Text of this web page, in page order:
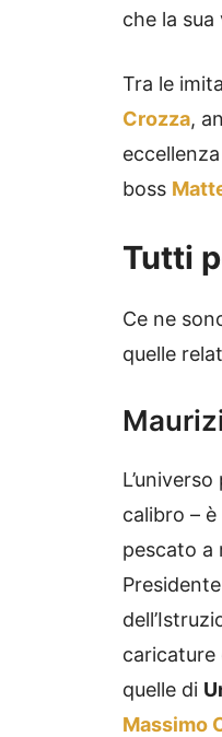
che la
Tra le
Crozza,
boss
Tutti
Ce ne
quelle
calibro –
pescato a
caricature
quelle di
Massimo